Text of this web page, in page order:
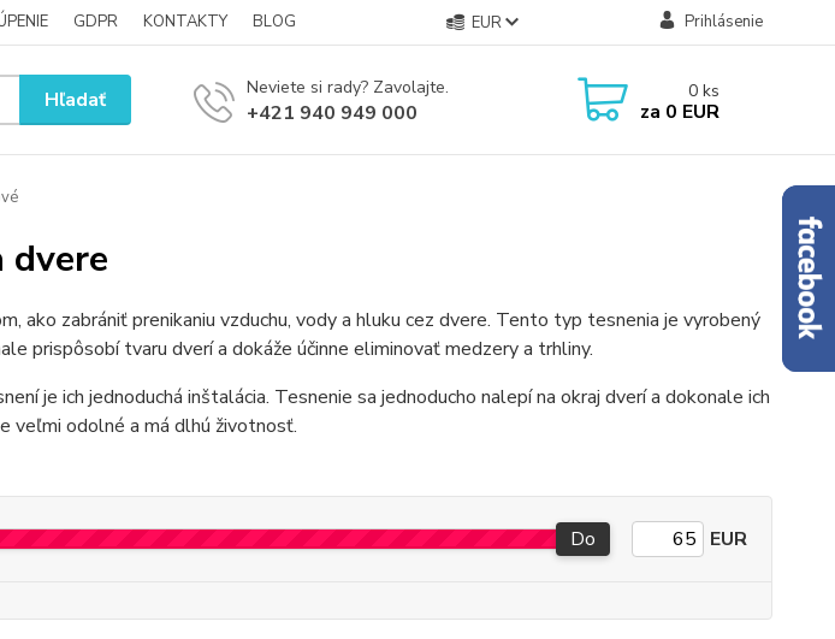
GDPR KONTAKTY BLOG EUR Prihlásenie
Hľadať Neviete si rady? Zavolajte.
+421 940 949 000
0 ks
za 0 EUR
dvere
ako zabrániť prenikaniu vzduchu, vody a hluku cez dvere. Tento typ tesnenia je vyrobený
prispôsobí tvaru dverí a dokáže účinne eliminovať medzery a trhliny.
je ich jednoduchá inštalácia. Tesnenie sa jednoducho nalepí na okraj dverí a dokonale ich
veľmi odolné a má dlhú životnosť.
Do EUR